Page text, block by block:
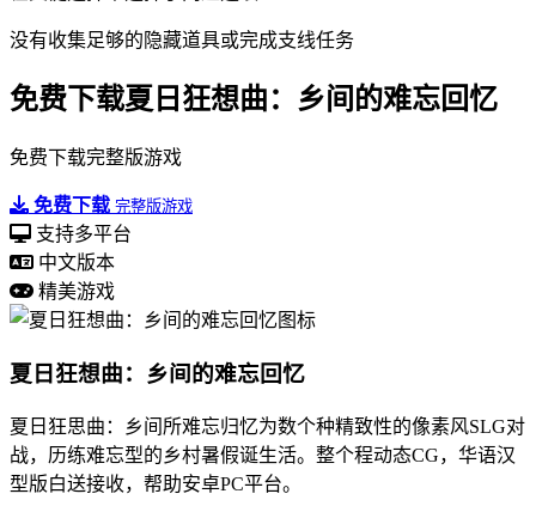
没有收集足够的隐藏道具或完成支线任务
免费下载夏日狂想曲：乡间的难忘回忆
免费下载完整版游戏
免费下载 完整版游戏
支持多平台
中文版本
精美游戏
夏日狂想曲：乡间的难忘回忆
夏日狂思曲：乡间所难忘归忆为数个种精致性的像素风SLG对
战，历练难忘型的乡村暑假诞生活。整个程动态CG，华语汉
型版白送接收，帮助安卓PC平台。